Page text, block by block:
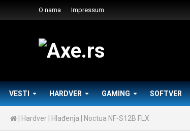
O nama Impressum
VESTI HARDVER GAMING SOFTVER
Hardver Hlađenja Noctua NF-S12B FLX